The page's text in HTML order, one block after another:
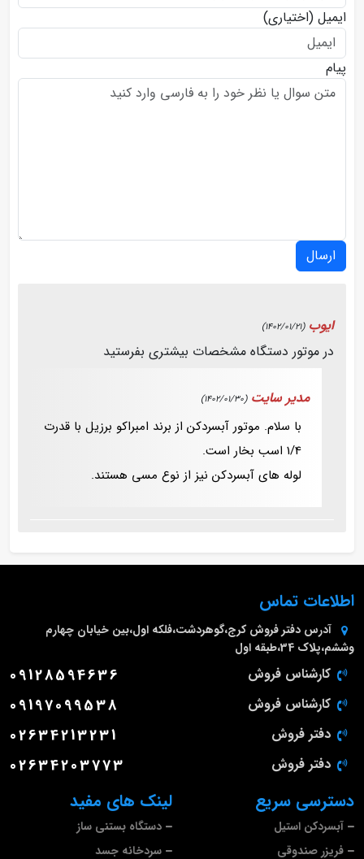
ایمیل (اختیاری)
پیام
ارسال
ایوب (1402/01/21)
در موتور دستگاه مشخصات بیشتری بفرستید
مدیر سایت (1402/01/30)
با سلام. موتور آبسردکن از برند امبراکو برزیل با قدرت
1/4 اسب بخار است.
لوله های آبسردکن نیز از نوع مسی هستند.
لینک های مفید
دستگاه بستنی ساز
سردخانه جسد
دسترسی سریع
آبسردکن استیل
فریزر صندوقی
اطلاعات تماس
آدرس دفتر فروش کرج،گوهردشت،فلکه اول،بین خیابان چهارم
وششم،پلاک 34،طبقه اول
کارشناس فروش 09128594636
کارشناس فروش 09197099538
دفتر فروش 02634213231
دفتر فروش 02634203773